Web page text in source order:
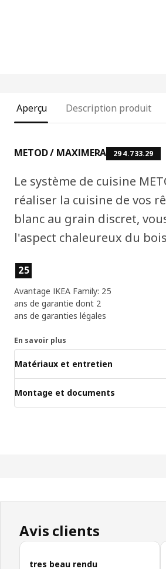
Aperçu Description produit
METOD / MAXIMERA 294.733.29
Le système de cuisine
réaliser la cuisine de vos
blanc au grain discret,
l'aspect chaleureux du
Caractéristiques du produit
25
Avantage IKEA Family: 25
ans de garantie dont 2
ans de garanties légales
En savoir plus
Matériaux et entretien
Montage et documents
Avis clients
Ignorer les avis clients
tres beau rendu